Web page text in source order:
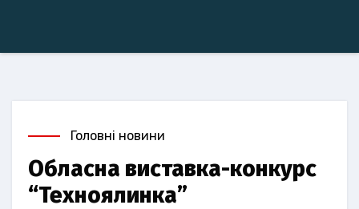
Головні новини
Обласна виставка-конкурс
“Техноялинка”